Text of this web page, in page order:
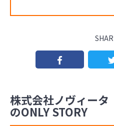
株式会社ノヴィー
のONLY STORY